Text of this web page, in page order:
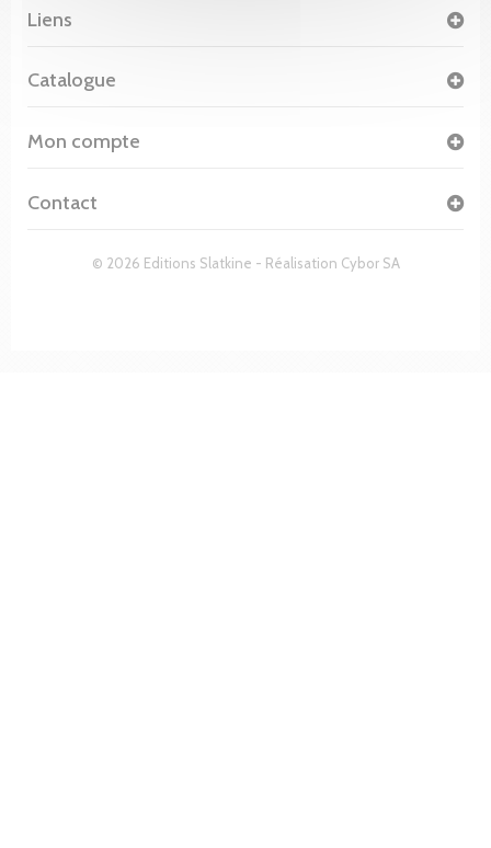
© 2026 Editions Slatkine - Réalisation Cybor SA
Liens
Catalogue
Mon compte
Contact